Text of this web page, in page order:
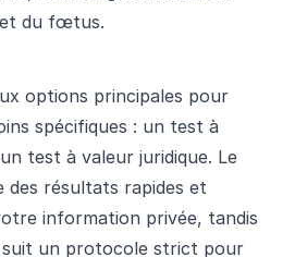
et du fœtus.
options principales pour
spécifiques : un test à
test à valeur juridique. Le
résultats rapides et
information privée, tandis
suit un protocole strict pour